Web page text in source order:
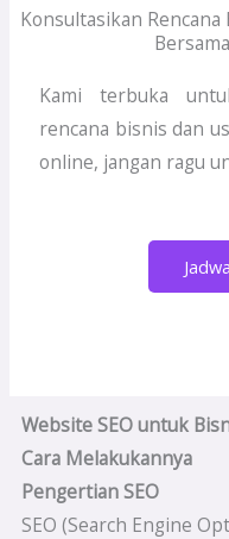
Konsultasikan
Kami terbuka
rencana bisnis dan
online, jangan ragu
Website SEO untuk
Cara Melakukannya
Pengertian SEO
SEO (Search Engine